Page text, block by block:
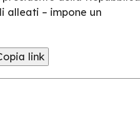
alleati – impone un
link